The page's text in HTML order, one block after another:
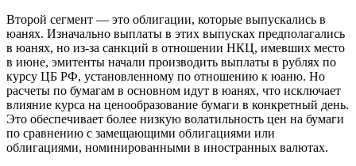
Второй сегмент — это облигации, которые выпускались в
юанях. Изначально выплаты в этих выпусках предполагались
в юанях, но из-за санкций в отношении НКЦ, имевших место
в июне, эмитенты начали производить выплаты в рублях по
курсу ЦБ РФ, установленному по отношению к юаню. Но
расчеты по бумагам в основном идут в юанях, что исключает
влияние курса на ценообразование бумаги в конкретный день.
Это обеспечивает более низкую волатильность цен на бумаги
по сравнению с замещающими облигациями или
облигациями, номинированными в иностранных валютах.